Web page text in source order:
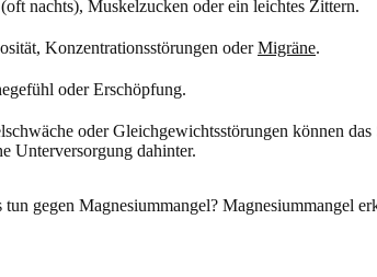
nachts), Muskelzucken oder ein leichtes Zittern.
Konzentrationsstörungen oderMigräne.
oder Erschöpfung.
oder Gleichgewichtsstörungen können
Unterversorgung dahinter.